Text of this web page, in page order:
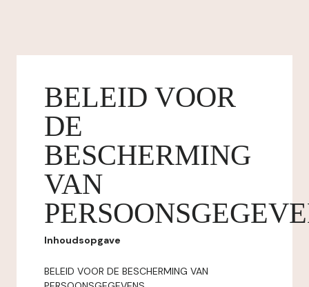
BELEID VOOR
DE
BESCHERMING
VAN
Inhoudsopgave
BELEID VOOR DE BESCHERMING VAN